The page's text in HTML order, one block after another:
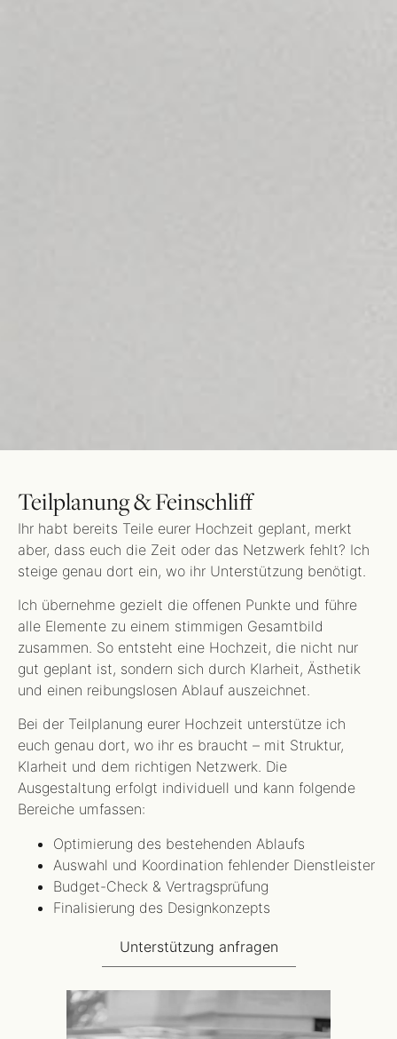
Teilplanung & Feinschliff
Ihr habt bereits Teile eurer Hochzeit geplant, merkt
aber, dass euch die Zeit oder das Netzwerk fehlt? Ich
steige genau dort ein, wo ihr Unterstützung benötigt.
Ich übernehme gezielt die offenen Punkte und führe
alle Elemente zu einem stimmigen Gesamtbild
zusammen. So entsteht eine Hochzeit, die nicht nur
gut geplant ist, sondern sich durch Klarheit, Ästhetik
und einen reibungslosen Ablauf auszeichnet.
Bei der Teilplanung eurer Hochzeit unterstütze ich
euch genau dort, wo ihr es braucht – mit Struktur,
Klarheit und dem richtigen Netzwerk. Die
Ausgestaltung erfolgt individuell und kann folgende
Bereiche umfassen:
Optimierung des bestehenden Ablaufs
Auswahl und Koordination fehlender Dienstleister
Budget-Check & Vertragsprüfung
Finalisierung des Designkonzepts
Unterstützung anfragen